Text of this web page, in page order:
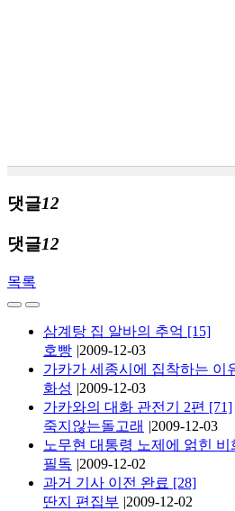
댓글12
댓글12
목록
삼계탕 집 알바의 추억 [15]
호빵 |2009-12-03
가카가 세종시에 집착하는 이
화성 |2009-12-03
가카와의 대화 관전기 2편 [71]
죽지않는돌고래 |2009-12-03
노무현 대통령 노제에 얽힌 비
필독 |2009-12-02
과거 기사 이전 완료 [28]
딴지 편집부 |2009-12-02